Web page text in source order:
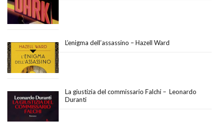
L’enigma dell’assassino – Hazell Ward
La giustizia del commissario Falchi – Leonardo
Duranti